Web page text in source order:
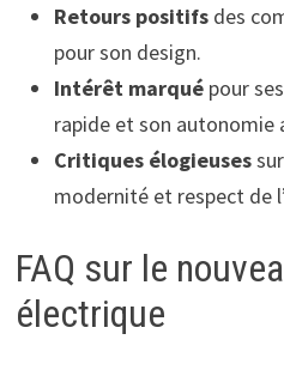
Retours positifsdes
pour son design.
Intérêt marquépour
rapide et son autonomie
Critiques élogieuses
modernité et respect de
FAQ sur le
électrique